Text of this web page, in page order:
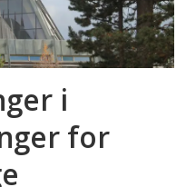
i
for